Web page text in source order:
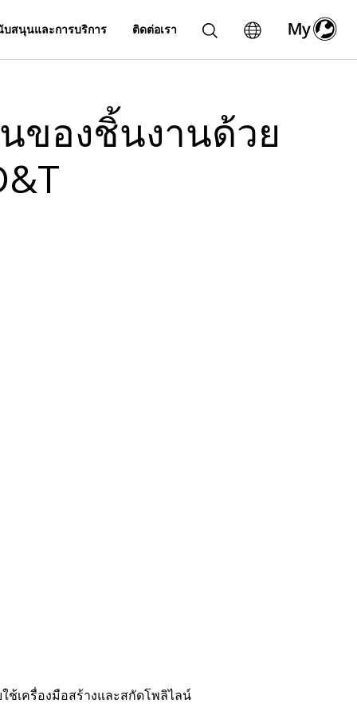
บสนุนและการบริการ ติดต่อเรา
ของชิ้นงานด้วย
เครื่องมือสร้างและสกัดโพลิไลน์